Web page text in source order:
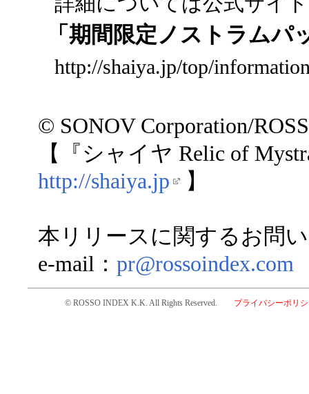
「期間限定ノストラム
http://shaiya.jp/top/
© SONOV Corporation/
【『シャイヤ Relic of
http://shaiya.jp
】
本リリースに関するお問
e-mail： pr@rossoindex.com